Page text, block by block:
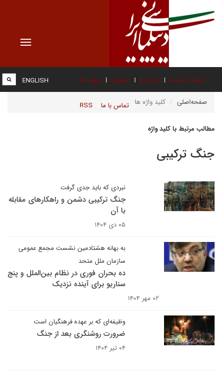
Toggle
صفحه نخست درباره ما عضویت پیوند ها
تماس با ما RSS
ENGLISH
صفحه‌اصلی کلید واژه ها
مطالب مرتبط با کلید واژه
جنگ ترکیبی
نبردی که باید جدی گرفت
جنگ ترکیبی دشمن و راهکارهای مقابله
با آن
۰۵ دی ۱۴۰۴
به بهانه هشتادمین نشست مجمع عمومی
سازمان ملل متحد
ده بحران فوری در نظام بین‌الملل و پنج
سناریو برای آینده نزدیک
۰۲ مهر ۱۴۰۴
وظیفه‌ای که بر عهده فرهنگیان است
ضرورت روشنگری بعد از جنگ
۰۴ تیر ۱۴۰۴